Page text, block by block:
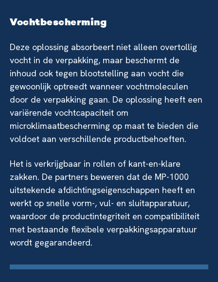
Vochtbescherming
Deze oplossing absorbeert niet alleen overtollig
vocht in de verpakking, maar beschermt de
inhoud ook tegen blootstelling aan vocht die
gewoonlijk optreedt wanneer vochtmoleculen
door de verpakking gaan. De oplossing heeft een
variërende vochtcapaciteit om
microklimaatbescherming op maat te bieden die
voldoet aan verschillende productbehoeften.
Het is verkrijgbaar in rollen of kant-en-klare
zakken. De partners beweren dat de MP-1000
uitstekende afdichtingseigenschappen heeft en
werkt op snelle vorm-, vul- en sluitapparatuur,
waardoor de productintegriteit en compatibiliteit
met bestaande flexibele verpakkingsapparatuur
wordt gegarandeerd.